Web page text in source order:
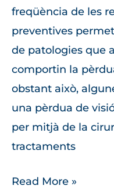
freqüència de les
preventives
de patologies que
comportin la
obstant això,
una pèrdua de
per mitjà de la
tractaments
Read More »